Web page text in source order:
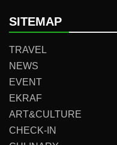
SITEMAP
TRAVEL
NEWS
EVENT
EKRAF
ART&CULTURE
CHECK-IN